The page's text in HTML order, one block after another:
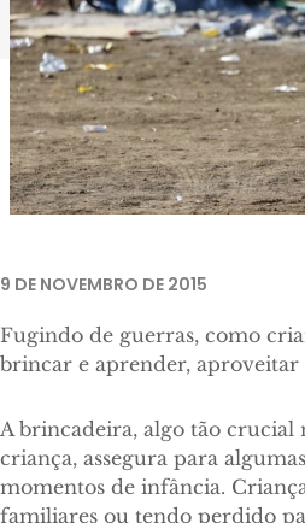
9 DE NOVEMBRO DE 2015
Fugindo de guerras, como
brincar e aprender, aproveitar
A brincadeira, algo tão crucial
criança, assegura para
momentos de infância.
familiares ou tendo perdido